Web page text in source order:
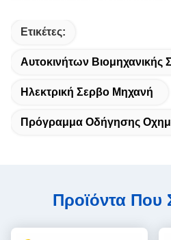
Ετικέτες:
Αυτοκινήτων Βιομηχανικής
Ηλεκτρική Σερβο Μηχανή
Πρόγραμμα Οδήγησης
Προϊόντα Που